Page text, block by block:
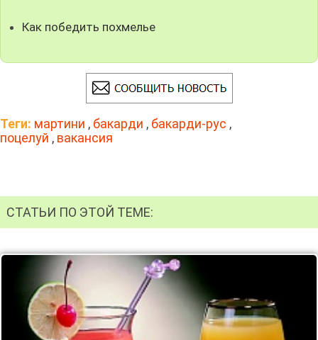
Как победить похмелье
Теги: мартини , бакарди , бакарди-рус ,
поцелуй , вакансия
СТАТЬИ ПО ЭТОЙ ТЕМЕ: